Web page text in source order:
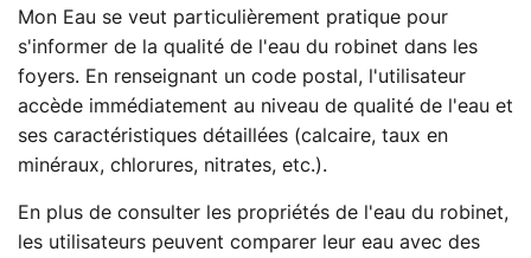
Mon Eau se veut particulièrement pratique pour
s'informer de la qualité de l'eau du robinet dans les
foyers. En renseignant un code postal, l'utilisateur
accède immédiatement au niveau de qualité de l'eau et
ses caractéristiques détaillées (calcaire, taux en
minéraux, chlorures, nitrates, etc.).
En plus de consulter les propriétés de l'eau du robinet,
les utilisateurs peuvent comparer leur eau avec des